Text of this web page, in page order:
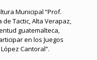
Municipal “Prof.
de Tactic, Alta Verapaz,
guatemalteca,
en los Juegos
Cantoral”.